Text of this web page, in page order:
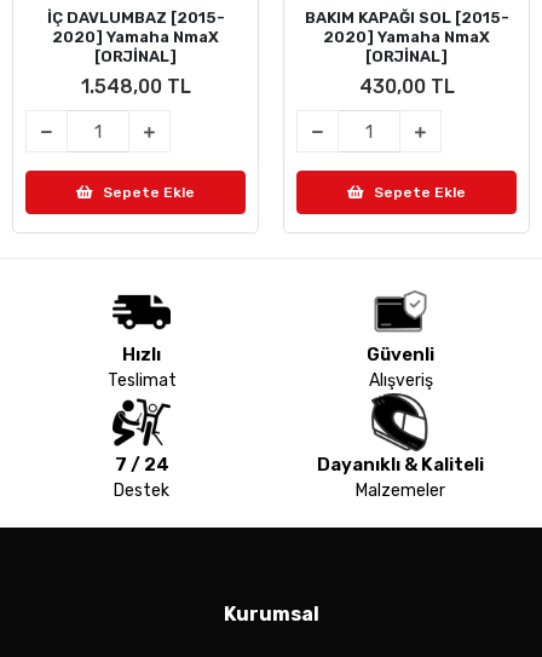
İÇ DAVLUMBAZ [2015-
2020] Yamaha NmaX
[ORJİNAL]
1.548,00 TL
Sepete Ekle
BAKIM KAPAĞI SOL [2015-
2020] Yamaha NmaX
[ORJİNAL]
430,00 TL
Sepete Ekle
Hızlı
Teslimat
Güvenli
Alışveriş
7 / 24
Destek
Dayanıklı & Kaliteli
Malzemeler
Kurumsal